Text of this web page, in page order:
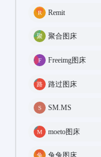
Remit
聚合图床
Freeimg图床
路过图床
SM.MS
moeto图床